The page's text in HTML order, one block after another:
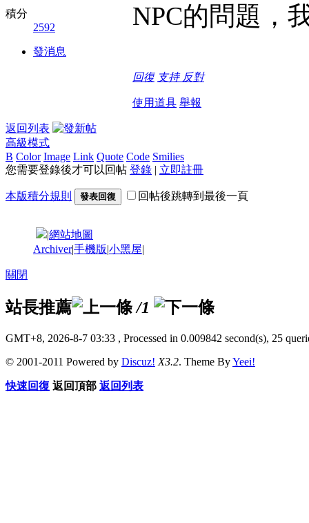
積分
2592
發消息
NPC的問題，
回復 支持 反對
使用道具 舉報
返回列表
高級模式
B Color Image Link Quote Code Smilies
您需要登錄後才可以回帖 登錄 | 立即註冊
本版積分規則 發表回復 回帖後跳轉到最後一頁
|網站地圖
Archiver|手機版|小黑屋|
關閉
站長推薦 /1
GMT+8, 2026-8-7 03:33 , Processed in 0.009842 second(s), 25
© 2001-2011 Powered by Discuz! X3.2. Theme ByYeei!
快速回復 返回頂部 返回列表